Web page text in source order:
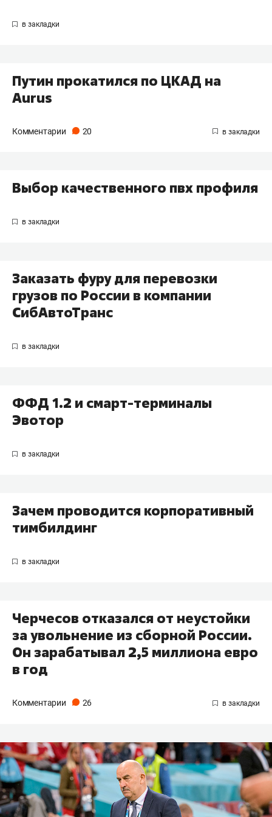
Путин прокатился по ЦКАД на
Aurus
Комментарии 20
Выбор качественного пвх профиля
Заказать фуру для перевозки
грузов по России в компании
СибАвтоТранс
ФФД 1.2 и смарт-терминалы
Эвотор
Зачем проводится корпоративный
тимбилдинг
Черчесов отказался от неустойки
за увольнение из сборной России.
Он зарабатывал 2,5 миллиона евро
в год
Комментарии 26